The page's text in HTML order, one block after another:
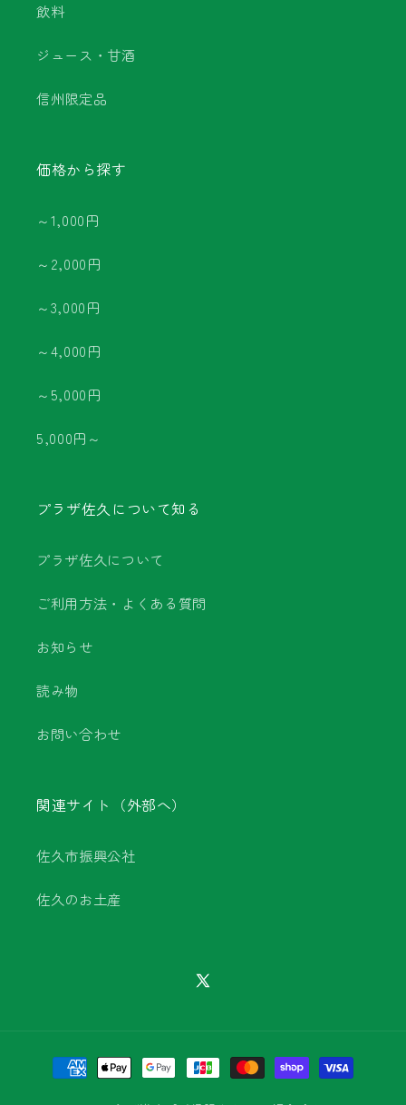
飲料
ジュース・甘酒
信州限定品
価格から探す
～1,000円
～2,000円
～3,000円
～4,000円
～5,000円
5,000円～
プラザ佐久について知る
プラザ佐久について
ご利用方法・よくある質問
お知らせ
読み物
お問い合わせ
関連サイト（外部へ）
佐久市振興公社
佐久のお土産
X
決
済